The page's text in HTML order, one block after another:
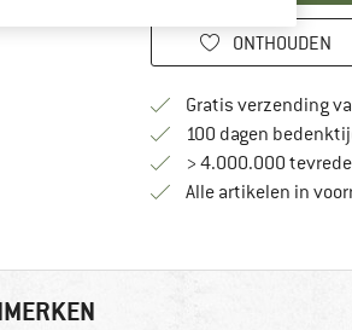
ONTHOUDEN
Gratis verzending
100 dagen
> 4.000.000
Alle artikelen in